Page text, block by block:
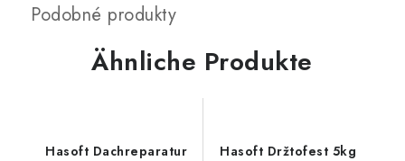
Ähnliche Produkte
Hasoft Dachreparatur Hasoft Držtofest 5kg